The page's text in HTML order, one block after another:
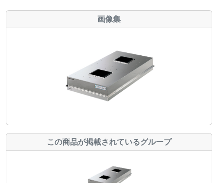
画像集
この商品が掲載されているグループ